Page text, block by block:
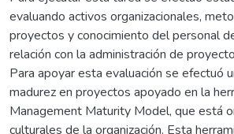
evaluando activos organizacionales,
proyectos y conocimiento del personal
relación con la administración de
Para apoyar esta evaluación se efectuó
madurez en proyectos apoyado en la
Management Maturity Model, que está
culturales de la organización. Esta